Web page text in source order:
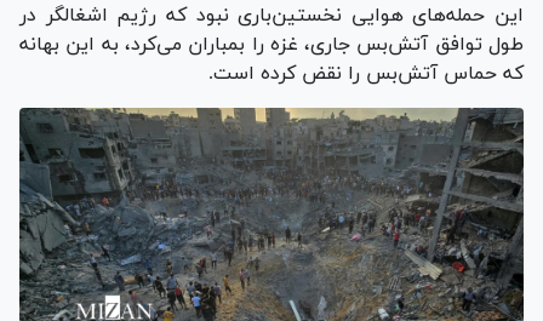
این حمله‌های هوایی نخستین‌باری نبود که رژیم اشغالگر در
طول توافق آتش‌بس جاری، غزه را بمباران می‌کرد، به این بهانه
که حماس آتش‌بس را نقض کرده است.